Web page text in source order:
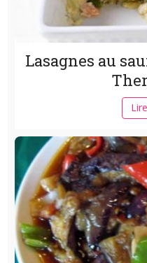
Lasagnes au